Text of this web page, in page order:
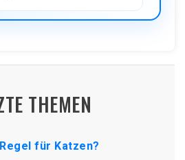
THEMEN
für Katzen?